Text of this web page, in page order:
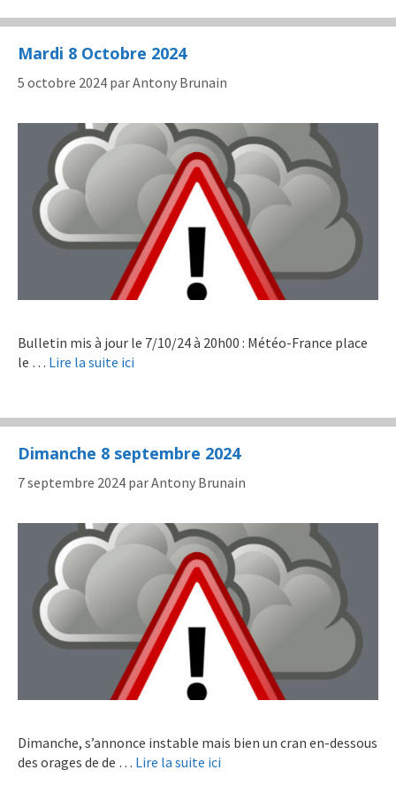
Mardi 8 Octobre 2024
5 octobre 2024 parAntony Brunain
Bulletin mis à jour le 7/10/24 à 20h00 : Météo-France place
le … Lire la suite ici
Dimanche 8 septembre 2024
7 septembre 2024 parAntony Brunain
Dimanche, s’annonce instable mais bien un cran en-dessous
des orages de de … Lire la suite ici